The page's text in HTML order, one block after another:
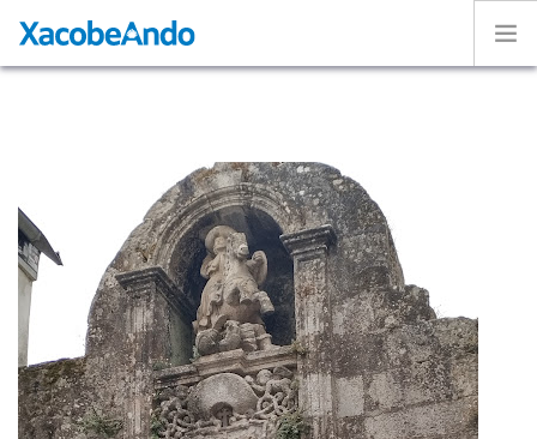
Experiences
Exhibition
ENGLISH